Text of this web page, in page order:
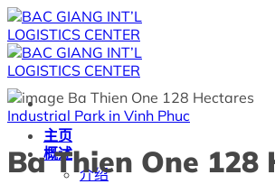
跳
到
内
容
主页
概述
介绍
Industrial Park in Vinh Phuc
Ba Thien One 128